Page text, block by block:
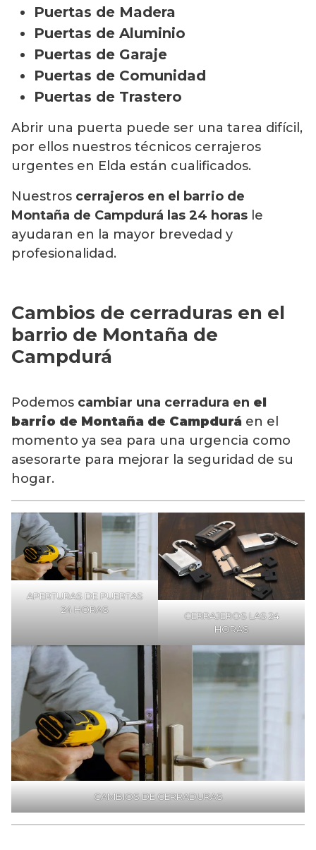
Puertas de Madera
Puertas de Aluminio
Puertas de Garaje
Puertas de Comunidad
Puertas de Trastero
Abrir una puerta puede ser una tarea difícil,
por ellos nuestros técnicos cerrajeros
urgentes en Elda están cualificados.
Nuestros cerrajeros en el barrio de
Montaña de Campdurá las 24 horas le
ayudaran en la mayor brevedad y
profesionalidad.
Cambios de cerraduras en el
barrio de Montaña de
Campdurá
Podemos cambiar una cerradura en el
barrio de Montaña de Campdurá en el
momento ya sea para una urgencia como
asesorarte para mejorar la seguridad de su
hogar.
APERTURAS DE PUERTAS
24 HORAS
CERRAJEROS LAS 24
HORAS
CAMBIOS DE CERRADURAS